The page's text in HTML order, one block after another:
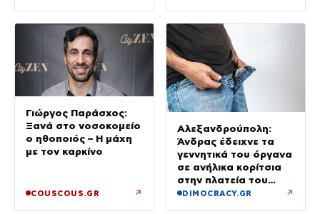
Γιώργος Παράσχος:
Ξανά στο νοσοκομείο
ο ηθοποιός – Η μάχη
με τον καρκίνο
COUSCOUS.GR ↗
Αλεξανδρούπολη:
Άνδρας έδειχνε τα
γεννητικά του όργανα
σε ανήλικα κορίτσια
στην πλατεία του
χωριού Άβαντας
DIMOCRACY.GR ↗